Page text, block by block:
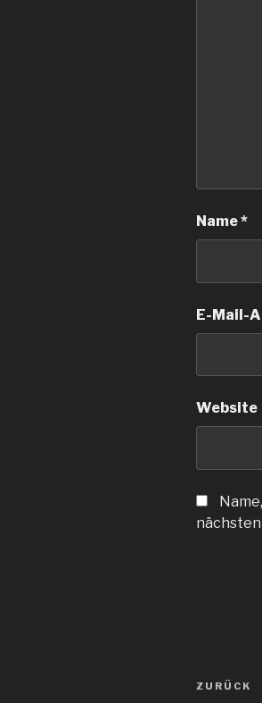
Name*
E-Mail-
Website
ZURÜCK